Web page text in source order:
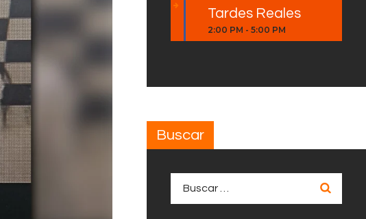
Tardes Reales
2:00 PM -5:00 PM
Buscar